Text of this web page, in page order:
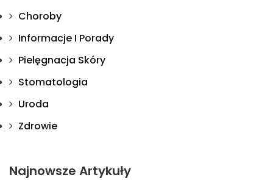
Choroby
Informacje I Porady
Pielęgnacja Skóry
Stomatologia
Uroda
Zdrowie
Najnowsze Artykuły